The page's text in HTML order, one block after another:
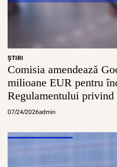
ŞTIRI
Comisia amendează
milioane EUR pentru
Regulamentului
07/24/2026admin